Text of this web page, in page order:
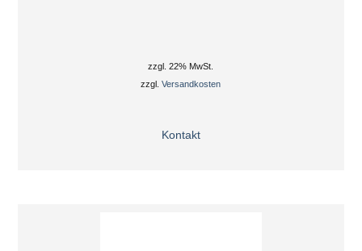
zzgl. 22% MwSt.
zzgl.Versandkosten
Kontakt